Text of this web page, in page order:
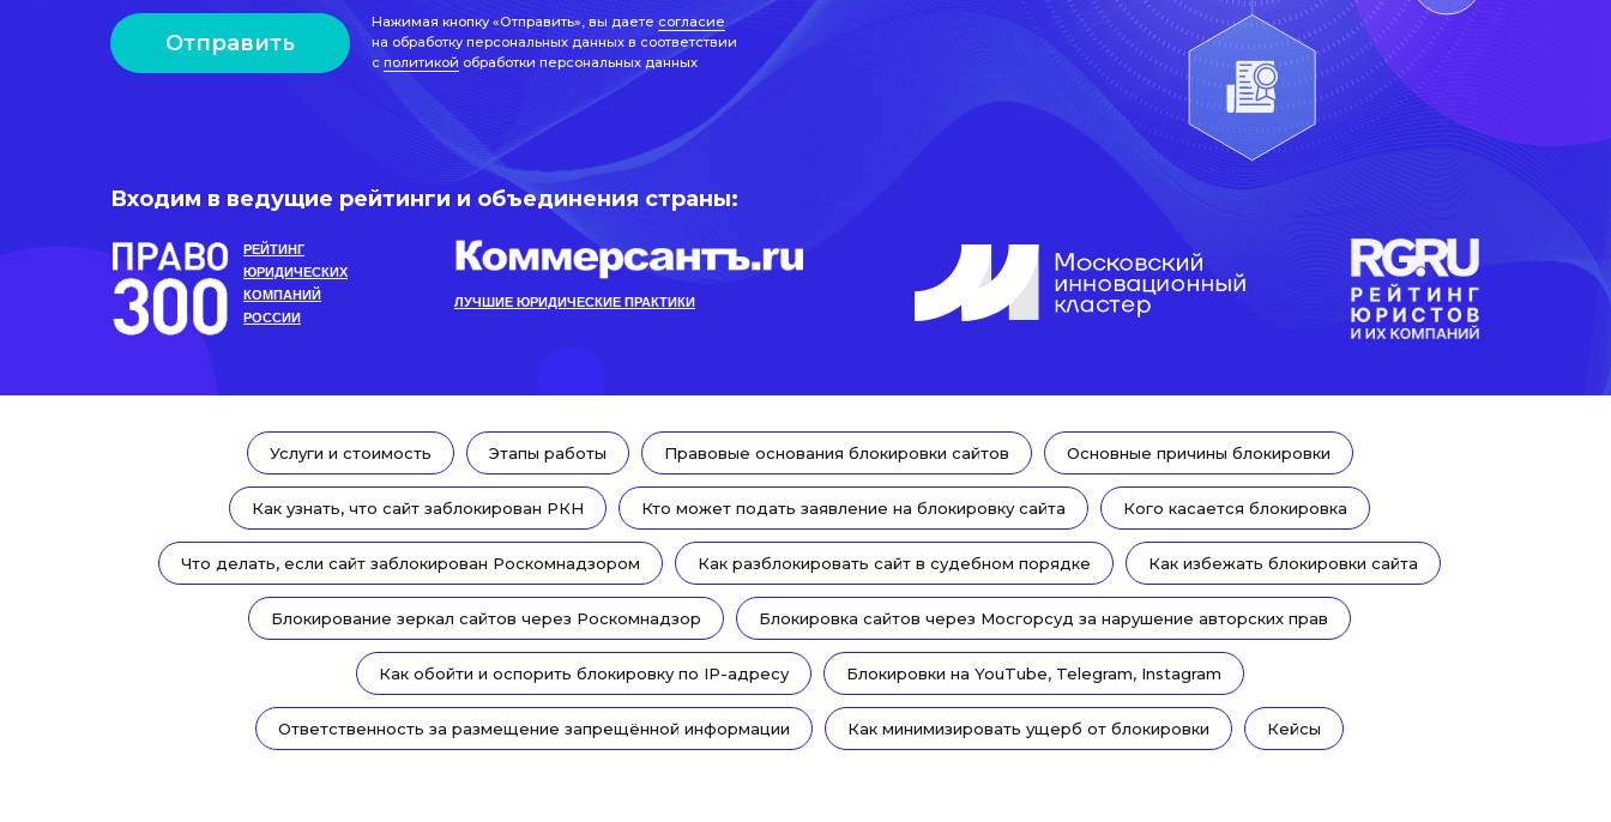
Отправить
Нажимая кнопку «Отправить», вы даете согласие
на обработку персональных данных в соответствии
с политикой обработки персональных данных
Входим в ведущие рейтинги и объединения страны:
РЕЙТИНГ
ЮРИДИЧЕСКИХ
КОМПАНИЙ
РОССИИ
ЛУЧШИЕ ЮРИДИЧЕСКИЕ ПРАКТИКИ
Услуги и стоимость Этапы работы Правовые основания блокировки сайтов Основные причины блокировки
Как узнать, что сайт заблокирован РКН Кто может подать заявление на блокировку сайта Кого касается блокировка
Что делать, если сайт заблокирован Роскомнадзором Как разблокировать сайт в судебном порядке Как избежать блокировки сайта
Блокирование зеркал сайтов через Роскомнадзор Блокировка сайтов через Мосгорсуд за нарушение авторских прав
Как обойти и оспорить блокировку по IP-адресу Блокировки на YouTube, Telegram, Instagram
Ответственность за размещение запрещённой информации Как минимизировать ущерб от блокировки Кейсы